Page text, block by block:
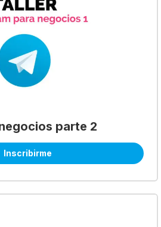
parte 2
Inscribirme